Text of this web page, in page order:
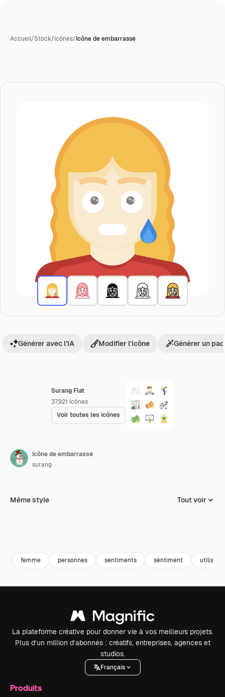
Accueil/Stock/Icônes/Icône de embarrassé
Surang Flat
37,921 Icônes
Voir toutes les icônes
Générer avec l’IA Modifier l’icône Générer un
Icône de embarrassé
surang
Même style Tout voir
femme personnes sentiments sentiment
La plateforme créative pour donner vie à vos meilleurs projets.
Plus d’un million d’abonnés : créatifs, entreprises, agences et
studios.
Français
Produits